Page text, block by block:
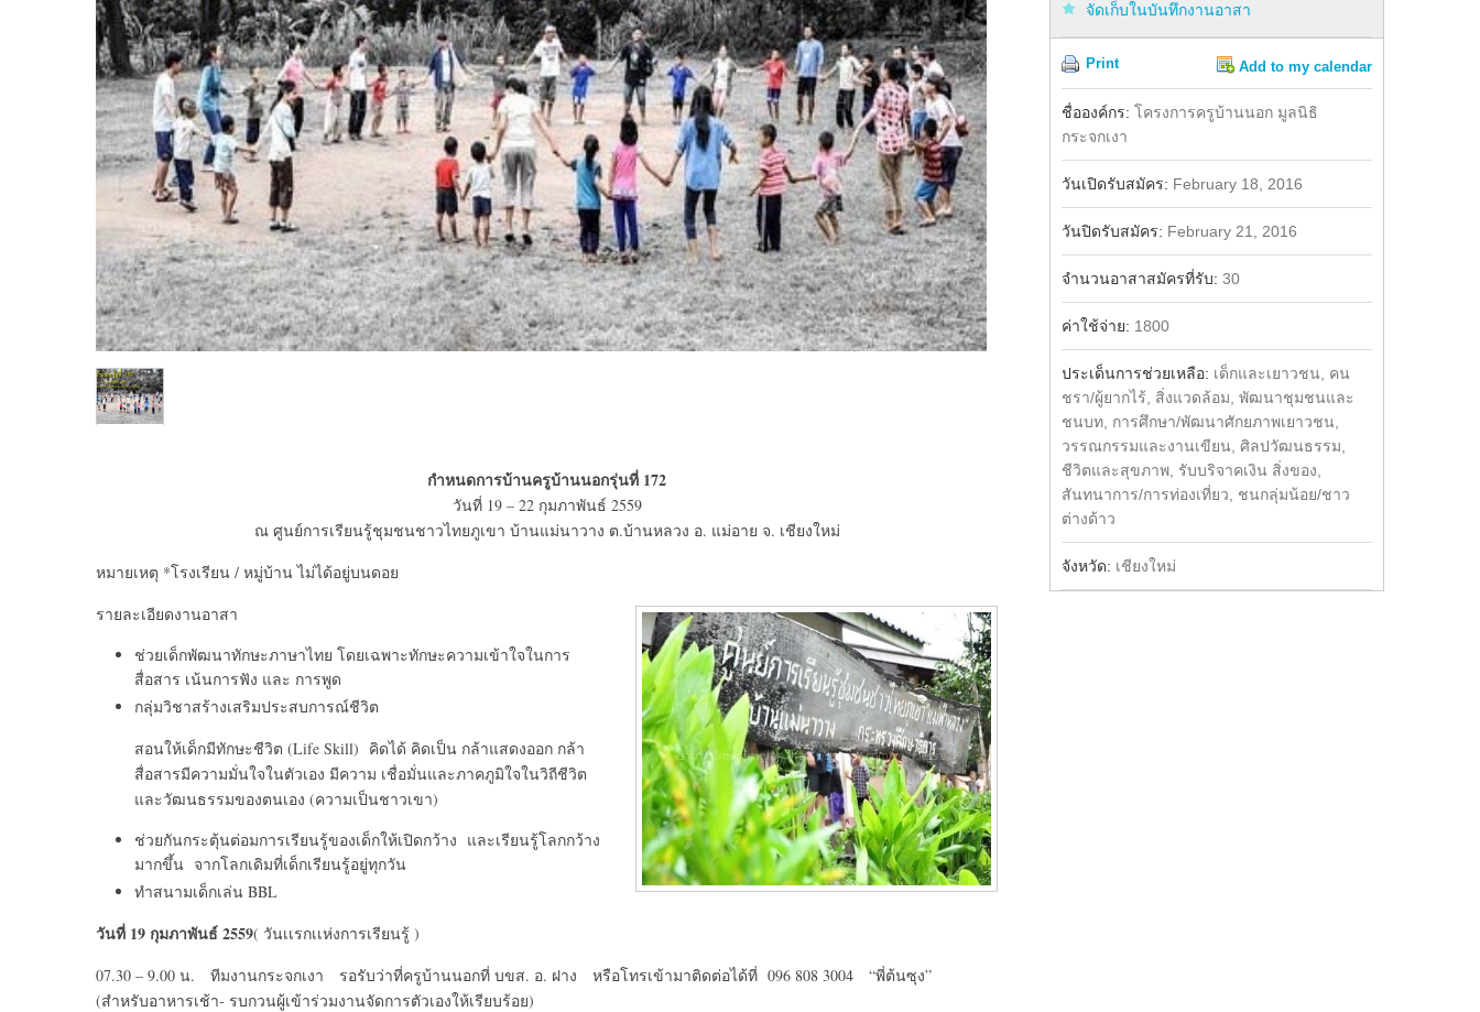
กำหนดการบ้านครูบ้านนอกรุ่นที่ 172
วันที่ 19 – 22 กุมภาพันธ์ 2559
ณ ศูนย์การเรียนรู้ชุมชนชาวไทยภูเขา บ้านแม่นาวาง ต.บ้านหลวง อ. แม่อาย จ. เชียงใหม่
หมายเหตุ *โรงเรียน / หมู่บ้าน ไม่ได้อยู่บนดอย
รายละเอียดงานอาสา
ช่วยเด็กพัฒนาทักษะภาษาไทย โดยเฉพาะทักษะความเข้าใจในการ
สื่อสาร เน้นการฟัง และ การพูด
กลุ่มวิชาสร้างเสริมประสบการณ์ชีวิต
สอนให้เด็กมีทักษะชีวิต (Life Skill) คิดได้ คิดเป็น กล้าแสดงออก กล้า
สื่อสารมีความมั่นใจในตัวเอง มีความ เชื่อมั่นและภาคภูมิใจในวิถีชีวิต
และวัฒนธรรมของตนเอง (ความเป็นชาวเขา)
ช่วยกันกระตุ้นต่อมการเรียนรู้ของเด็กให้เปิดกว้าง และเรียนรู้โลกกว้าง
มากขึ้น จากโลกเดิมที่เด็กเรียนรู้อยู่ทุกวัน
ทำสนามเด็กเล่น BBL
วันที่ 19 กุมภาพันธ์ 2559( วันเเรกเเห่งการเรียนรู้ )
07.30 – 9.00 น. ทีมงานกระจกเงา รอรับว่าที่ครูบ้านนอกที่ บขส. อ. ฝาง หรือโทรเข้ามาติดต่อได้ที่ 096 808 3004 “พี่ต้นซุง”
(สำหรับอาหารเช้า- รบกวนผู้เข้าร่วมงานจัดการตัวเองให้เรียบร้อย)
จัดเก็บในบันทึกงานอาสา
Print Add to my calendar
Twitter Facebook
ชื่อองค์กร: โครงการครูบ้านนอก มูลนิธิ
กระจกเงา
วันเปิดรับสมัคร: February 18, 2016
วันปิดรับสมัคร: February 21, 2016
จำนวนอาสาสมัครที่รับ: 30
ค่าใช้จ่าย: 1800
ประเด็นการช่วยเหลือ: เด็กและเยาวชน, คน
ชรา/ผู้ยากไร้, สิ่งแวดล้อม, พัฒนาชุมชนและ
ชนบท, การศึกษา/พัฒนาศักยภาพเยาวชน,
วรรณกรรมและงานเขียน, ศิลปวัฒนธรรม,
ชีวิตและสุขภาพ, รับบริจาคเงิน สิ่งของ,
สันทนาการ/การท่องเที่ยว, ชนกลุ่มน้อย/ชาว
ต่างด้าว
จังหวัด: เชียงใหม่